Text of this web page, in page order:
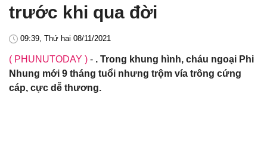
trước khi qua đời
09:39, Thứ hai 08/11/2021
( PHUNUTODAY ) - . Trong khung hình, cháu ngoại Phi
Nhung mới 9 tháng tuổi nhưng trộm vía trông cứng
cáp, cực dễ thương.